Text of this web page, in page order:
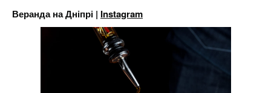
Веранда на Дніпрі | Instagram